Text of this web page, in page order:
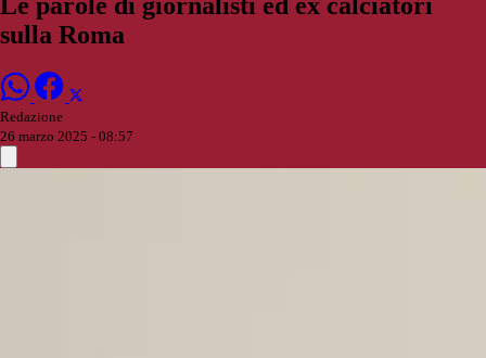
sulla Roma
Redazione
26 marzo 2025 - 08:57